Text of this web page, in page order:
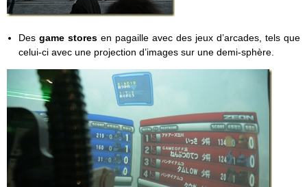
Des game stores en pagaille avec des jeux d’arcades, tels que
celui-ci avec une projection d’images sur une demi-sphère.